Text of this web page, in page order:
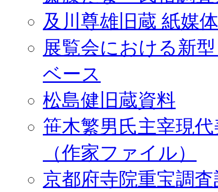
及川尊雄旧蔵 紙媒
展覧会における新
ベース
松島健旧蔵資料
笹木繁男氏主宰現
（作家ファイル）
京都府寺院重宝調